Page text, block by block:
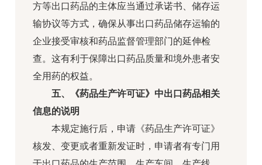
方等出口药品的主体应当通过承诺书、储存运
输协议等方式，确保从事出口药品储存运输的
企业接受审核和药品监督管理部门的延伸检
查。这有利于保障出口药品质量和境外患者安
全用药的权益。
五、《药品生产许可证》中出口药品相关
信息的说明
本规定施行后，申请《药品生产许可证》
核发、变更或者重新发证时，申请者有专门用